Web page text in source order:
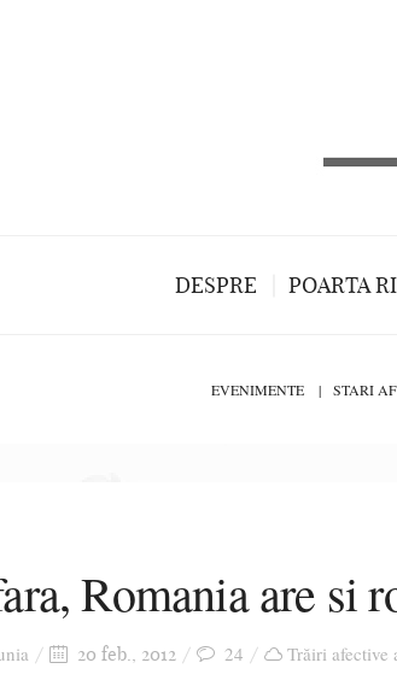
DESPRE POARTA
EVENIMENTE STARI
Romania are si
20 feb., 2012 24 Trăiri afective